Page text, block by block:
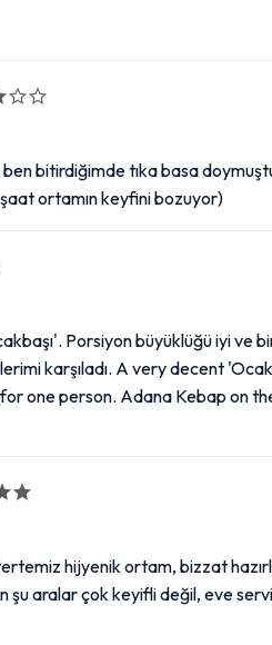
bitirdiğimde tıka basa
ortamın keyfini bozuyor)
Porsiyon büyüklüğü iyi ve
karşıladı. A very decent
one person. Adana Kebap on
hijyenik ortam, bizzat
şu aralar çok keyifli değil, eve